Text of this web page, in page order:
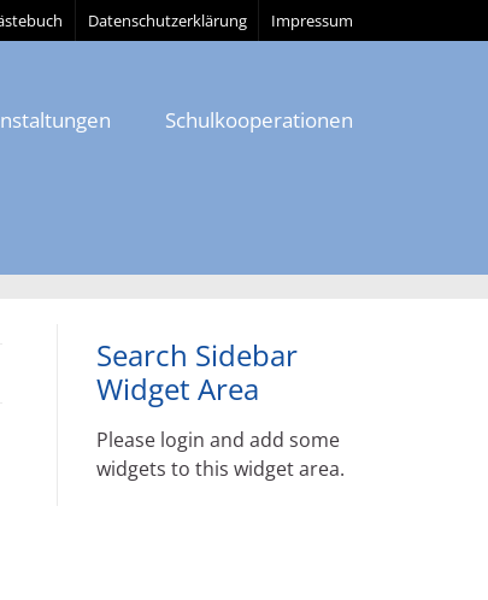
Datenschutzerklärung Impressum
Schulkooperationen
Search Sidebar
Widget Area
Please login and add some
widgets to this widget area.